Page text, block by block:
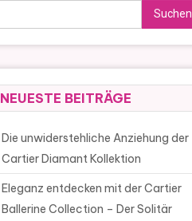
Suchen
NEUESTE BEITRÄGE
Die unwiderstehliche Anziehung der
Cartier Diamant Kollektion
Eleganz entdecken mit der Cartier
Ballerine Collection – Der Solitär